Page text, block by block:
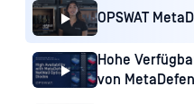
OPSWAT
Hohe
von